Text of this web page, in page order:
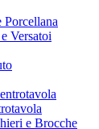
Porcellana
Versatoi
e Brocche